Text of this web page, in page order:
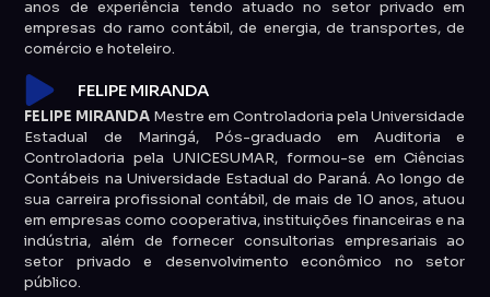
anos de experiência tendo atuado no setor privado em
empresas do ramo contábil, de energia, de transportes, de
comércio e hoteleiro.
FELIPE MIRANDA
FELIPE MIRANDA Mestre em Controladoria pela Universidade
Estadual de Maringá, Pós-graduado em Auditoria e
Controladoria pela UNICESUMAR, formou-se em Ciências
Contábeis na Universidade Estadual do Paraná. Ao longo de
sua carreira profissional contábil, de mais de 10 anos, atuou
em empresas como cooperativa, instituições financeiras e na
indústria, além de fornecer consultorias empresariais ao
setor privado e desenvolvimento econômico no setor
público.